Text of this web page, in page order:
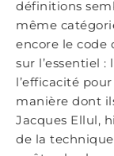
définitions
même
encore le code
sur l’essentiel
l’efficacité
manière dont
Jacques Ellul,
de la